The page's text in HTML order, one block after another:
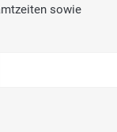
sowie